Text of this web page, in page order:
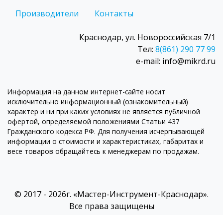
Производители
Контакты
Краснодар, ул. Новороссийская 7/1
Тел: 8(861) 290 77 99
e-mail: info@mikrd.ru
Информация на данном интернет-сайте носит
исключительно информационный (ознакомительный)
характер и ни при каких условиях не является публичной
офертой, определяемой положениями Статьи 437
Гражданского кодекса РФ. Для получения исчерпывающей
информации о стоимости и характеристиках, габаритах и
весе товаров обращайтесь к менеджерам по продажам.
© 2017 - 2026г. «Мастер-Инструмент-Краснодар».
Все права защищены